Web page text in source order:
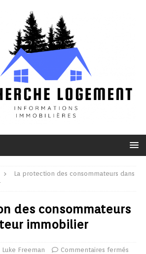
La protection des consommateurs dans
des consommateurs
immobilier
Luke Freeman Commentaires fermés